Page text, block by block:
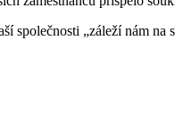
společnosti „záleží nám